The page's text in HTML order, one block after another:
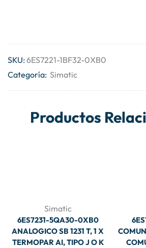
SKU:6ES7221-1BF32-0XB0
Categoría: Simatic
Productos
Simatic
6ES7231-5QA30-0XB0
ANALOGICO SB 1231 T, 1 X
TERMOPAR AI, TIPO J O K